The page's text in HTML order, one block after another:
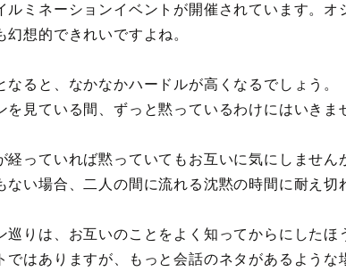
ルミネーションイベントが開催されています。オ
幻想的できれいですよね。
なると、なかなかハードルが高くなるでしょう。
を見ている間、ずっと黙っているわけにはいきま
経っていれば黙っていてもお互いに気にしません
ない場合、二人の間に流れる沈黙の時間に耐え切
巡りは、お互いのことをよく知ってからにしたほ
ではありますが、もっと会話のネタがあるような